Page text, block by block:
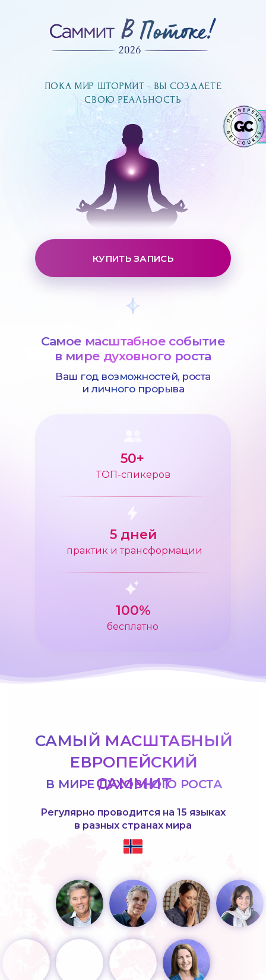
ПОКА МИР ШТОРМИТ - ВЫ СОЗДАЕТЕ
СВОЮ РЕАЛЬНОСТЬ
ПОКА МИР ШТОРМИТ - ВЫ СОЗДАЕТЕ
СВОЮ РЕАЛЬНОСТЬ
Самое масштабное событие
в мире духовного роста
Ваш год возможностей, роста
и личного прорыва
50+
100%
5 дней
ТОП-спикеров
бесплатно
практик и трансформации
КУПИТЬ ЗАПИСЬ
Регулярно проводится на 15 языках
в разных странах мира
В МИРЕ ДУХОВНОГО РОСТА
САМЫЙ МАСШТАБНЫЙ
ЕВРОПЕЙСКИЙ
САММИТ